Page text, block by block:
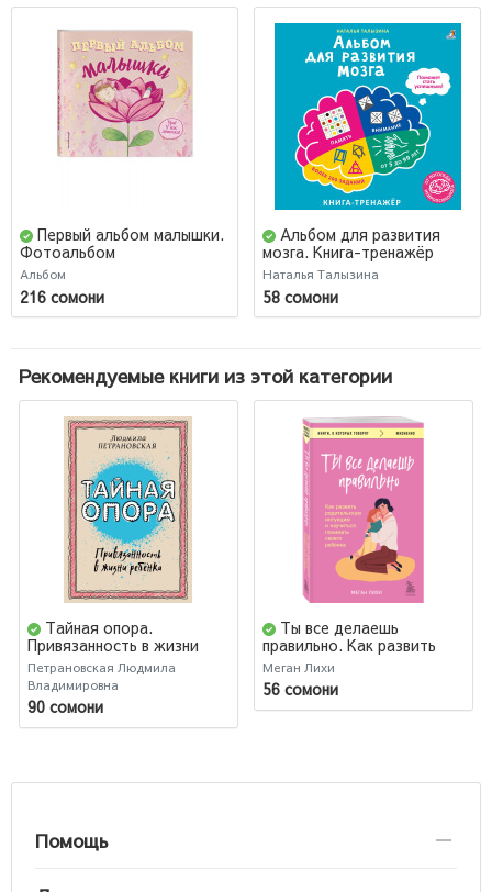
Первый альбом малышки.
Фотоальбом
Альбом
216 сомони
Альбом для развития
мозга. Книга-тренажёр
Наталья Талызина
58 сомони
Рекомендуемые книги из этой категории
Тайная опора.
Привязанность в жизни
ребенка
Петрановская Людмила
Владимировна
90 сомони
Ты все делаешь
правильно. Как развить
родительскую интуицию и
научиться понимать
своего ребенка
Меган Лихи
56 сомони
Помощь